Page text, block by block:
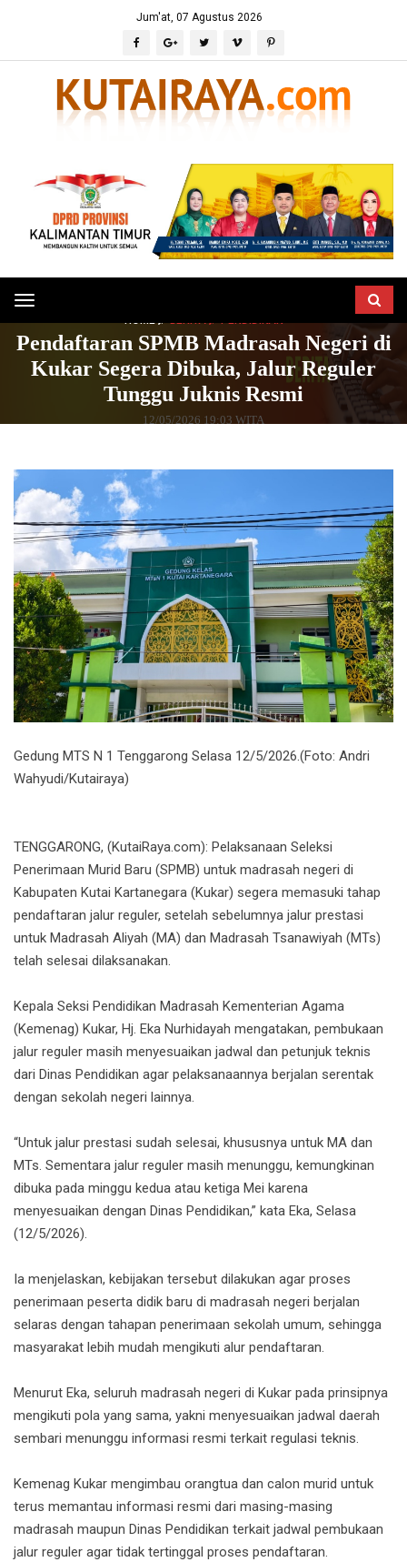
Jum'at, 07 Agustus 2026
Toggle
navigation
Pendaftaran SPMB Madrasah Negeri di
Kukar Segera Dibuka, Jalur Reguler
Tunggu Juknis Resmi
12/05/2026 19:03 WITA
Gedung MTS N 1 Tenggarong Selasa 12/5/2026.(Foto: Andri
Wahyudi/Kutairaya)
TENGGARONG, (KutaiRaya.com): Pelaksanaan Seleksi
Penerimaan Murid Baru (SPMB) untuk madrasah negeri di
Kabupaten Kutai Kartanegara (Kukar) segera memasuki tahap
pendaftaran jalur reguler, setelah sebelumnya jalur prestasi
untuk Madrasah Aliyah (MA) dan Madrasah Tsanawiyah (MTs)
telah selesai dilaksanakan.
Kepala Seksi Pendidikan Madrasah Kementerian Agama
(Kemenag) Kukar, Hj. Eka Nurhidayah mengatakan, pembukaan
jalur reguler masih menyesuaikan jadwal dan petunjuk teknis
dari Dinas Pendidikan agar pelaksanaannya berjalan serentak
dengan sekolah negeri lainnya.
“Untuk jalur prestasi sudah selesai, khususnya untuk MA dan
MTs. Sementara jalur reguler masih menunggu, kemungkinan
dibuka pada minggu kedua atau ketiga Mei karena
menyesuaikan dengan Dinas Pendidikan,” kata Eka, Selasa
(12/5/2026).
Ia menjelaskan, kebijakan tersebut dilakukan agar proses
penerimaan peserta didik baru di madrasah negeri berjalan
selaras dengan tahapan penerimaan sekolah umum, sehingga
masyarakat lebih mudah mengikuti alur pendaftaran.
Menurut Eka, seluruh madrasah negeri di Kukar pada prinsipnya
mengikuti pola yang sama, yakni menyesuaikan jadwal daerah
sembari menunggu informasi resmi terkait regulasi teknis.
Kemenag Kukar mengimbau orangtua dan calon murid untuk
terus memantau informasi resmi dari masing-masing
madrasah maupun Dinas Pendidikan terkait jadwal pembukaan
jalur reguler agar tidak tertinggal proses pendaftaran.